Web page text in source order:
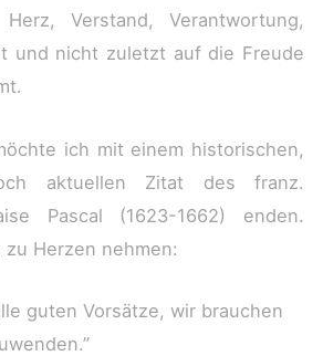
Herz, Verstand, Verantwortung,
und nicht zuletzt auf die Freude
ich mit einem historischen,
aktuellen Zitat des franz.
Pascal (1623-1662) enden.
Herzen nehmen:
guten Vorsätze, wir brauchen